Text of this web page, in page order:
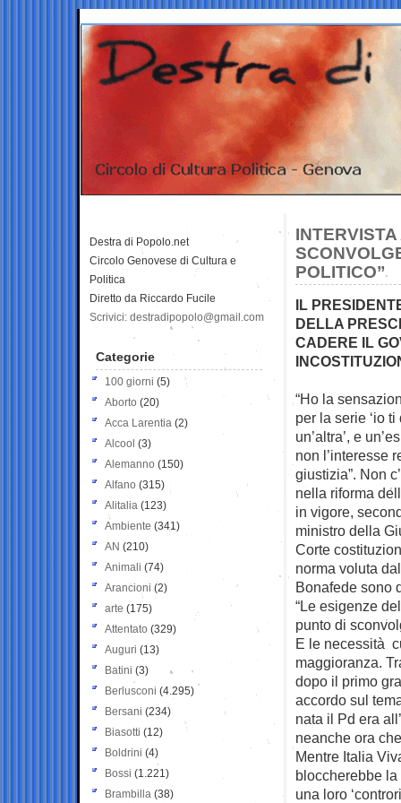
POLITICO”
IL
DELLA
CADERE IL
“Ho la
per la serie ‘io ti
un’altra’, e
non l’interesse
giustizia”. Non
nella riforma
in vigore,
ministro della
Corte
norma voluta
Bonafede sono
“Le esigenze
punto di
E le necessità
maggioranza.
dopo il primo
accordo sul
nata il Pd era
neanche ora
Mentre Italia
bloccherebbe la
una loro
Destra di Popolo.net
Circolo Genovese di Cultura e
Politica
Diretto da Riccardo Fucile
Scrivici: destradipopolo@gmail.com
Categorie
100 giorni (5)
Aborto (20)
Acca Larentia (2)
Alcool (3)
Alemanno (150)
Alfano (315)
Alitalia (123)
Ambiente (341)
AN (210)
Animali (74)
Arancioni (2)
arte (175)
Attentato (329)
Auguri (13)
Batini (3)
Berlusconi (4.295)
Bersani (234)
Biasotti (12)
Boldrini (4)
Bossi (1.221)
Brambilla (38)